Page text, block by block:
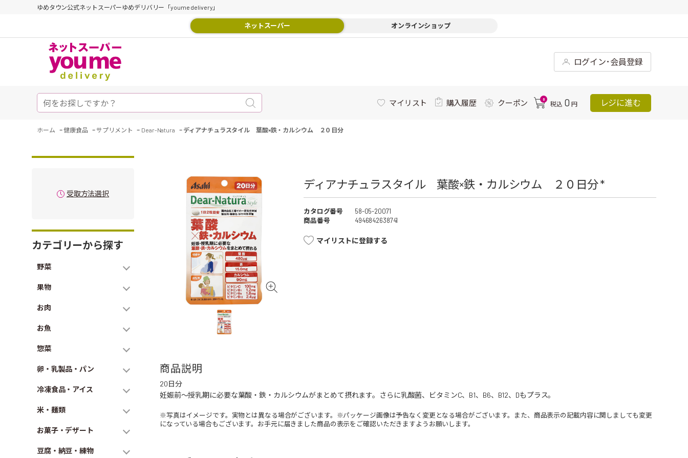
ゆめタウン公式ネットスーパーゆめデリバリー「youme delivery」
ネットスーパー オンラインショップ
ログイン･会員登録
マイリスト 購入履歴 クーポン 0
税込 0 円 レジに進む
ホーム -健康食品 -サプリメント - Dear-Natura - ディアナチュラスタイル 葉酸×鉄・カルシウム ２０日分
受取方法選択
カテゴリーから探す
野菜
果物
お肉
お魚
惣菜
卵・乳製品・パン
冷凍食品・アイス
米・麺類
お菓子・デザート
豆腐・納豆・練物
ディアナチュラスタイル 葉酸×鉄・カルシウム ２０日分 *
カタログ番号
58-05-20071
商品番号
4946842638741
マイリストに登録する
商品説明
20日分
妊娠前～授乳期に必要な葉酸・鉄・カルシウムがまとめて摂れます。さらに乳酸菌、ビタミンC、B1、B6、B12、Dもプラス。
※写真はイメージです。実物とは異なる場合がございます。※パッケージ画像は予告なく変更となる場合がございます。また、商品表示の記載内容に関しましても変更
になっている場合もございます。お手元に届きました商品の表示をご確認いただきますようお願いします。